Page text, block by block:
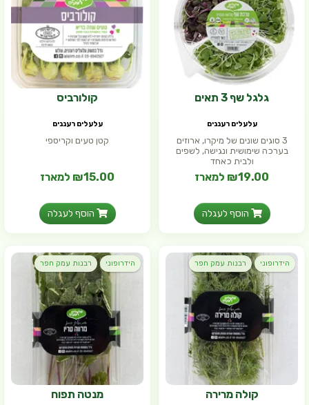
גלגל שף 3 תאים
עלעלים רעננים
3 סוגים שונים של מיקרו, ארוזים
בערכה שימושית ונגישה, לשפים
ולבית כאחד
₪19.00 למארז
הוסף לעגלה
קולורביס
עלעלים רעננים
קטן טעים וקריספי
₪15.00 למארז
הוסף לעגלה
הידרופוני רבנות עמק חפר
קולה מרירה
הידרופוני רבנות עמק חפר
מנטה תפוח